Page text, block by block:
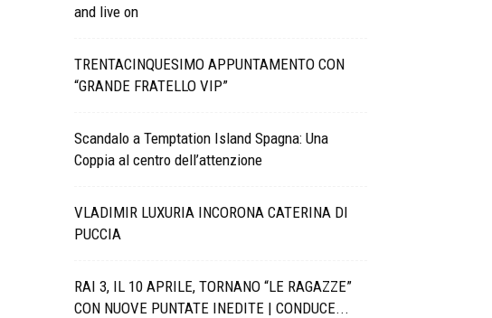
and live on
TRENTACINQUESIMO APPUNTAMENTO CON
“GRANDE FRATELLO VIP”
Scandalo a Temptation Island Spagna: Una
Coppia al centro dell’attenzione
VLADIMIR LUXURIA INCORONA CATERINA DI
PUCCIA
RAI 3, IL 10 APRILE, TORNANO “LE RAGAZZE”
CON NUOVE PUNTATE INEDITE | CONDUCE...